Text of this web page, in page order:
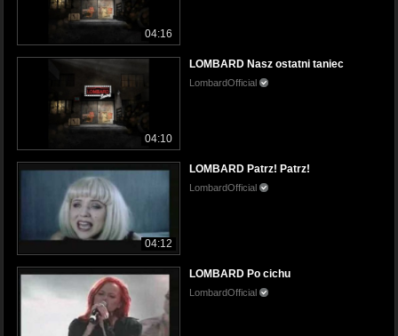
04:16
04:10
LOMBARD Nasz ostatni taniec
LombardOfficial
04:12
LOMBARD Patrz! Patrz!
LombardOfficial
LOMBARD Po cichu
LombardOfficial